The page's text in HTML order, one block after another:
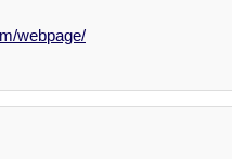
webpage/